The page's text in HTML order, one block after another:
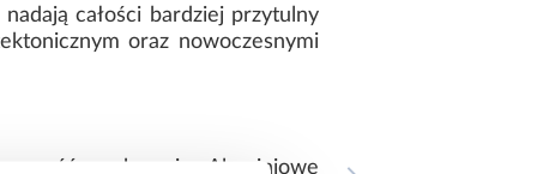
całości bardziej przytulny
oraz nowoczesnymi
na korozję. Aluminiowe